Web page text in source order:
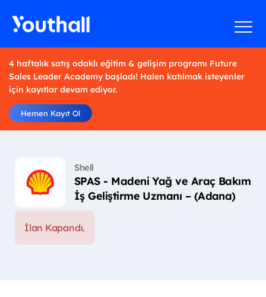
4 haftalık satış odaklı eğitim & gelişim programı Future
Sales Leader Academy başladı! Halen katılmak isteyenler
için kayıtlar devam ediyor.
Hemen Kayıt Ol
Shell
SPAS - Madeni Yağ ve Araç Bakım
İş Geliştirme Uzmanı – (Adana)
İlan Kapandı.